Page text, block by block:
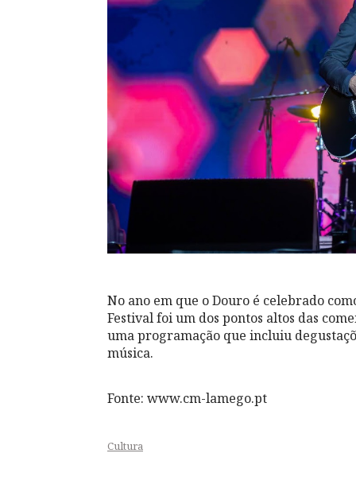
No ano em que o Douro é celebrado
Festival foi um dos pontos altos das
uma programação que incluiu
música.
Fonte: www.cm-lamego.pt
Cultura